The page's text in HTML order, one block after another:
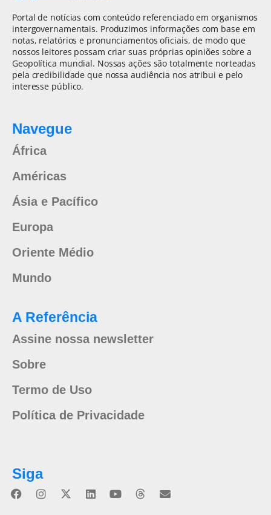
Portal de notícias com conteúdo referenciado em organismos
intergovernamentais. Produzimos informações com base em
notas, relatórios e pronunciamentos oficiais, de modo que
nossos leitores possam criar suas próprias opiniões sobre a
Geopolítica mundial. Nossas ações são totalmente norteadas
pela credibilidade que nossa audiência nos atribui e pelo
interesse público.
Navegue
África
Américas
Ásia e Pacífico
Europa
Oriente Médio
Mundo
A Referência
Assine nossa newsletter
Sobre
Termo de Uso
Política de Privacidade
Siga